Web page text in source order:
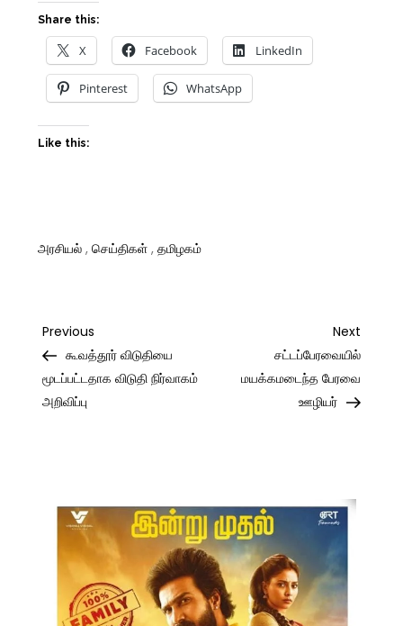
Share this:
X Facebook LinkedIn
Pinterest WhatsApp
Like this:
அரசியல் ,செய்திகள் ,தமிழகம்
Post
navigation
Previous
Post
Previous
கூவத்தூர் விடுதியை
மூடப்பட்டதாக விடுதி நிர்வாகம்
அறிவிப்பு
Next
Post
Next
சட்டப்பேரவையில்
மயக்கமடைந்த பேரவை
ஊழியர்